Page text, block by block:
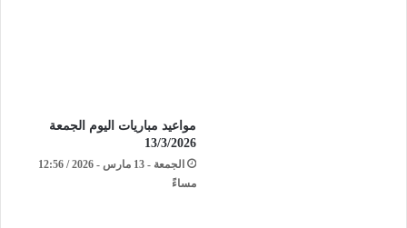
مواعيد مباريات اليوم الجمعة
13/3/2026
الجمعة - 13 مارس - 2026 / 12:56
مساءً